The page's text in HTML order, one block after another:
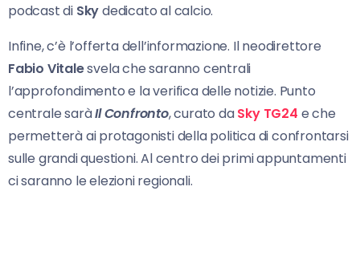
podcast di Skydedicato al calcio.
Infine, c’è l’offerta dell’informazione. Il neodirettore
Fabio Vitalesvela che saranno centrali
l’approfondimento e la verifica delle notizie. Punto
centrale saràIl Confronto, curato daSky TG24 e che
permetterà ai protagonisti della politica di confrontarsi
sulle grandi questioni. Al centro dei primi appuntamenti
ci saranno le elezioni regionali.